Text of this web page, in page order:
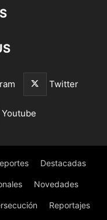
Twitter
Youtube
Destacadas
Novedades
Reportajes